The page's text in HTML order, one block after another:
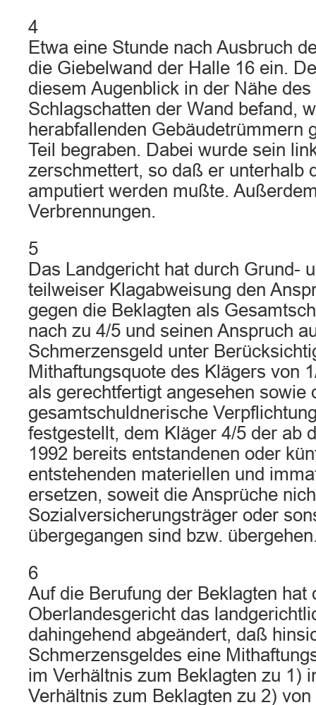
4
Etwa eine Stunde nach Ausbruch
die Giebelwand der Halle 16 ein.
diesem Augenblick in der Nähe
Schlagschatten der Wand befand,
herabfallenden Gebäudetrümmern
Teil begraben. Dabei wurde sein
zerschmettert, so daß er unterhalb
amputiert werden mußte.
Verbrennungen.
5
Das Landgericht hat durch Grund-
teilweiser Klagabweisung den
gegen die Beklagten als
nach zu 4/5 und seinen Anspruch
Schmerzensgeld unter
Mithaftungsquote des Klägers von
als gerechtfertigt angesehen sowie
gesamtschuldnerische
festgestellt, dem Kläger 4/5 der ab
1992 bereits entstandenen oder
entstehenden materiellen und
ersetzen, soweit die Ansprüche
Sozialversicherungsträger oder
übergegangen sind bzw.
6
Auf die Berufung der Beklagten hat
Oberlandesgericht das
dahingehend abgeändert, daß
Schmerzensgeldes eine
im Verhältnis zum Beklagten zu 1)
Verhältnis zum Beklagten zu 2)